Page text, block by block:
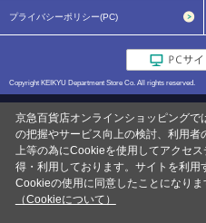
プライバシーポリシー(PC)
Copyright KEIKYU Department Store Co. All rights reserved.
京急百貨店オンラインショッピングで
の把握やサービス向上の検討、利用者
上等の為にCookieを使用してアクセス
得・利用しております。サイトを利用
Cookieの使用に同意したことになりま
（Cookieについて）